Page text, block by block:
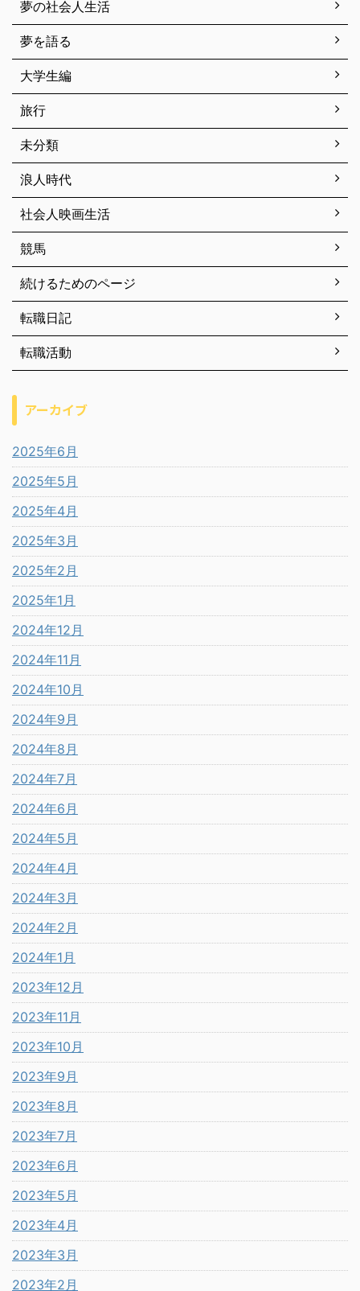
夢の社会人生活
夢を語る
大学生編
旅行
未分類
浪人時代
社会人映画生活
競馬
続けるためのページ
転職日記
転職活動
アーカイブ
2025年6月
2025年5月
2025年4月
2025年3月
2025年2月
2025年1月
2024年12月
2024年11月
2024年10月
2024年9月
2024年8月
2024年7月
2024年6月
2024年5月
2024年4月
2024年3月
2024年2月
2024年1月
2023年12月
2023年11月
2023年10月
2023年9月
2023年8月
2023年7月
2023年6月
2023年5月
2023年4月
2023年3月
2023年2月